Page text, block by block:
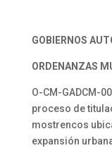
GOBIERNOS
ORDENANZAS
O-CM-GADCM-
proceso de
mostrencos
expansión